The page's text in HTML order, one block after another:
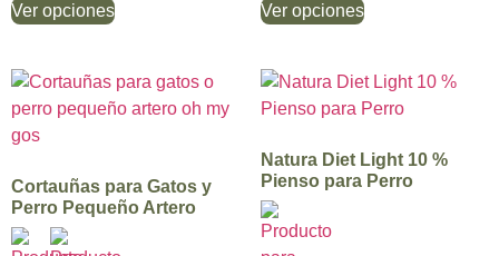
Ver opciones Ver opciones
Cortauñas para Gatos y
Perro Pequeño Artero
Natura Diet Light 10 %
Pienso para Perro